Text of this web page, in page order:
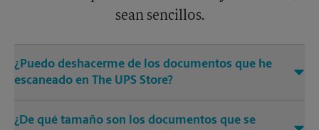
sean sencillos.
¿Puedo deshacerme de los documentos que he
escaneado en The UPS Store?
documento o medio que necesite destruir.
¿De qué tamaño son los documentos que se